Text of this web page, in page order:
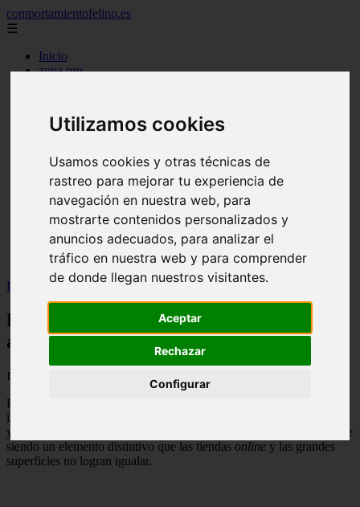
Utilizamos cookies
Usamos cookies y otras técnicas de
rastreo para mejorar tu experiencia de
navegación en nuestra web, para
mostrarte contenidos personalizados y
anuncios adecuados, para analizar el
tráfico en nuestra web y para comprender
de donde llegan nuestros visitantes.
Aceptar
Rechazar
Configurar
comportamientofelino.es
☰
Inicio
zona pro
protagonistas
actualidad
acuariofilia
articulos
canal tv
nombres para gatos
novedades
tablon de anuncios
uncategorized
zona pro
Inicio
gatos2 >Retos y oportunidades del mercado acuático
Retos y oportunidades del mercado
acuático
📅 05/06/2025
En el competitivo sector de productos acuáticos, los minoristas
independientes se enfrentan desafíos como la creciente competencia
y el aumento de los precios. Sin embargo, la venta de animales sigue
siendo un elemento distintivo que las tiendas online y las grandes
superficies no logran igualar.